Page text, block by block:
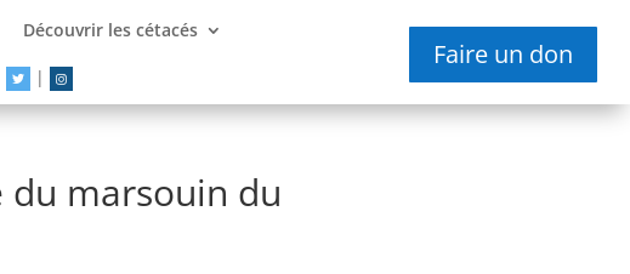
Découvrir les cétacés
|
Faire un don
marsouin du